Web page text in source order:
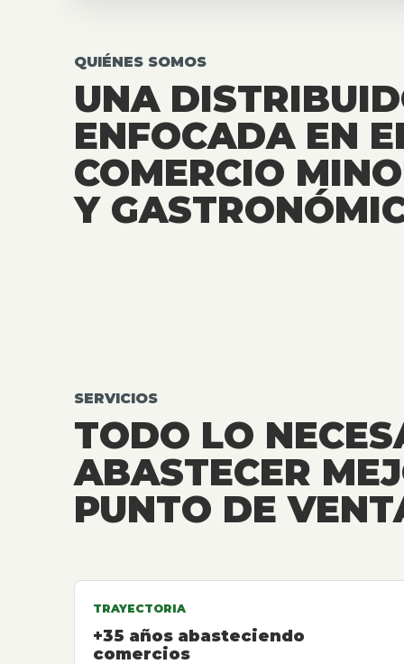
QUIÉNES SOMOS
UNA
ENFOCADA EN
COMERCIO
Y
SERVICIOS
TODO LO
ABASTECER
PUNTO DE
TRAYECTORIA
+35 años abasteciendo
comercios